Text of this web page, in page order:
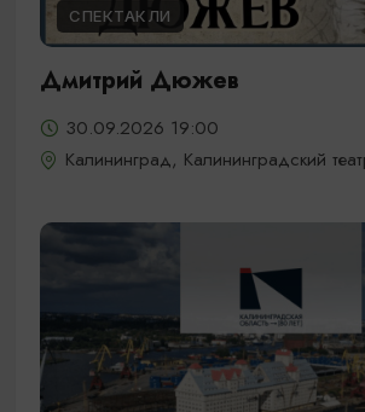
СПЕКТАКЛИ
Дмитрий Дюжев
30.09.2026 19:00
Калининград, Калининградский